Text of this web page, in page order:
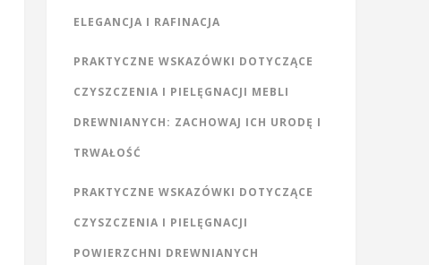
ELEGANCJA I RAFINACJA
PRAKTYCZNE WSKAZÓWKI DOTYCZĄCE
CZYSZCZENIA I PIELĘGNACJI MEBLI
DREWNIANYCH: ZACHOWAJ ICH URODĘ I
TRWAŁOŚĆ
PRAKTYCZNE WSKAZÓWKI DOTYCZĄCE
CZYSZCZENIA I PIELĘGNACJI
POWIERZCHNI DREWNIANYCH